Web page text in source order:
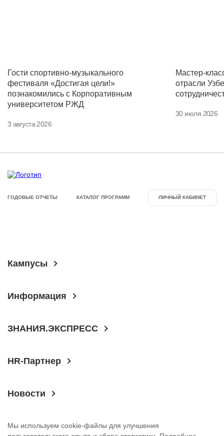
Гости спортивно-музыкального
фестиваля «Достигая цели!»
познакомились с Корпоративным
университетом РЖД
3 августа 2026
Мастер-
отрасли
30 июля 2026
ГОДОВЫЕ ОТЧЕТЫ КАТАЛОГ ПРОГРАММ ЛИЧНЫЙ КАБИНЕТ
Кампусы
Информация
ЗНАНИЯ.ЭКСПРЕСС
HR-Партнер
Новости
Мы используем cookie-файлы для улучшения